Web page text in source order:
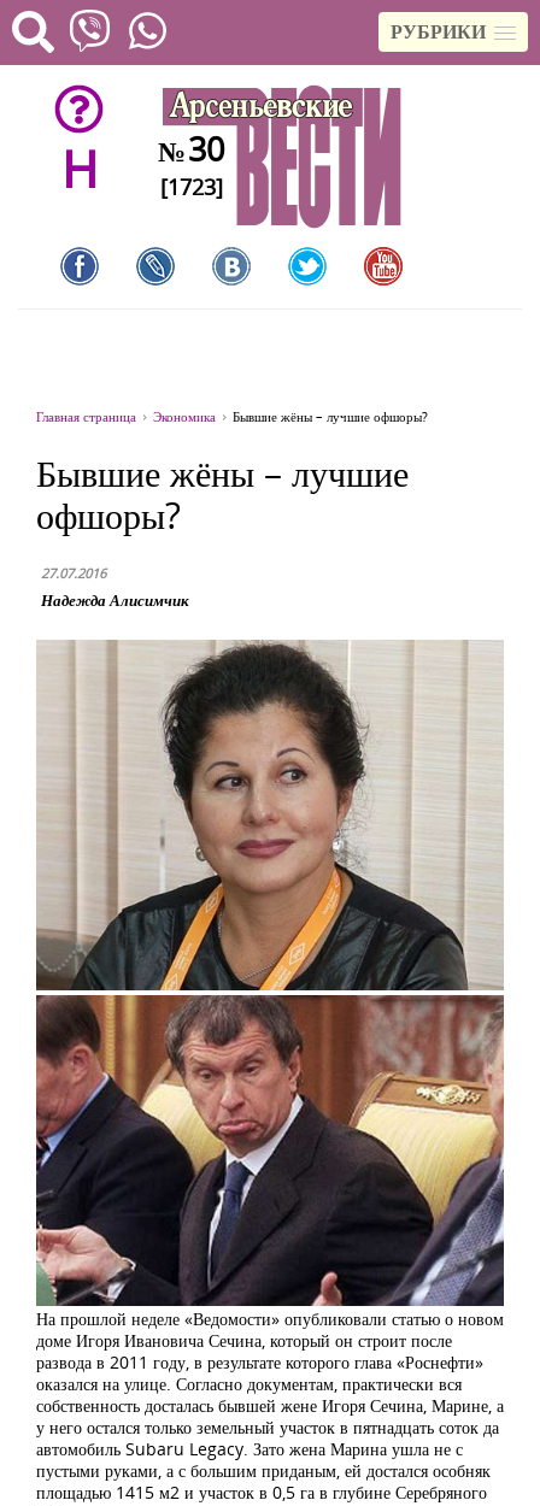
РУБРИКИ
H №30
[1723]
Главная страница Экономика Бывшие жёны – лучшие офшоры?
Бывшие жёны – лучшие
офшоры?
27.07.2016
Надежда Алисимчик
На прошлой неделе «Ведомости» опубликовали статью о новом
доме Игоря Ивановича Сечина, который он строит после
развода в 2011 году, в результате которого глава «Роснефти»
оказался на улице. Согласно документам, практически вся
собственность досталась бывшей жене Игоря Сечина, Марине, а
у него остался только земельный участок в пятнадцать соток да
автомобиль Subaru Legacy. Зато жена Марина ушла не с
пустыми руками, а с большим приданым, ей достался особняк
площадью 1415 м2 и участок в 0,5 га в глубине Серебряного